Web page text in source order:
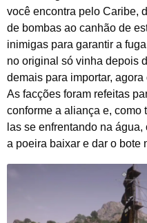
você encontra pelo Caribe,
de bombas ao canhão de
inimigas para garantir a
no original só vinha depois
demais para importar,
As facções foram refeitas
conforme a aliança e, como
las se enfrentando na
a poeira baixar e dar o bote